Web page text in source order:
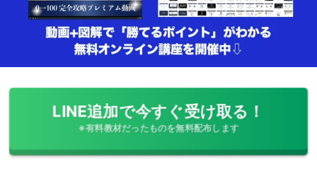
LINE追加で今すぐ受け取る！
※有料教材だったものを無料配布します